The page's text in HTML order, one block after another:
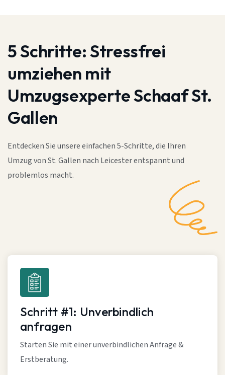
5 Schritte:Stressfrei
umziehen mit
Umzugsexperte Schaaf St.
Gallen
Entdecken Sie unsere einfachen 5-Schritte, die Ihren
Umzug von St. Gallen nach Leicester entspannt und
problemlos macht.
Schritt #1: Unverbindlich
anfragen
Starten Sie mit einer unverbindlichen Anfrage &
Erstberatung.